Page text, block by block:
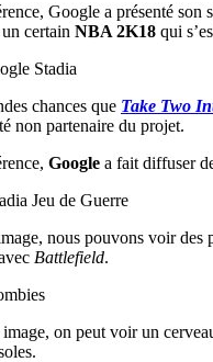
Google a présenté
certain NBA 2K18 qui
chances que Take Two
non partenaire du projet.
Google a fait diffuser
nous pouvons voir des
Battlefield.
on peut voir un